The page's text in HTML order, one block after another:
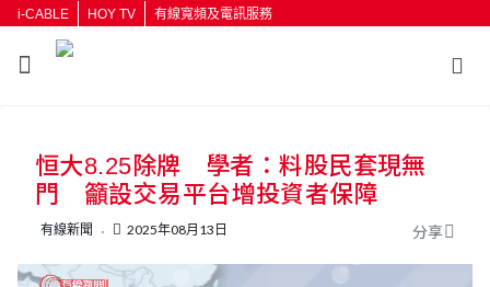
i-CABLE HOY TV 有線寬頻及電訊服務
按輸入鍵開始搜尋
恒大8.25除牌 學者：料股民套現無
門 籲設交易平台增投資者保障
有線新聞 2025年08月13日 分享